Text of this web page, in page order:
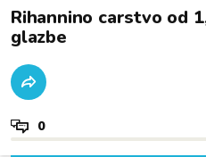
Rihannino carstvo od
glazbe
0